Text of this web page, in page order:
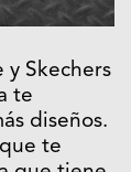
y Skechers
te
diseños.
te